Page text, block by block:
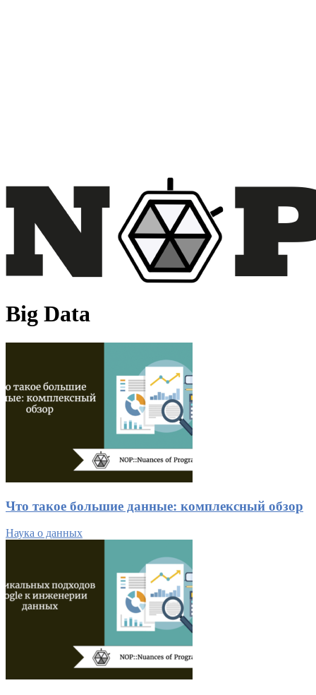
Big Data
Что такое большие данные: комплексный обзор
Наука о данных